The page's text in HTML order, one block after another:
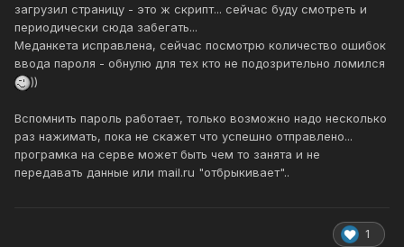
загрузил страницу - это ж скрипт... сейчас буду смотреть и
периодически сюда забегать...
Меданкета исправлена, сейчас посмотрю количество ошибок
ввода пароля - обнулю для тех кто не подозрительно ломился
))
Вспомнить пароль работает, только возможно надо несколько
раз нажимать, пока не скажет что успешно отправлено...
програмка на серве может быть чем то занята и не
передавать данные или mail.ru "отбрыкивает"..
1